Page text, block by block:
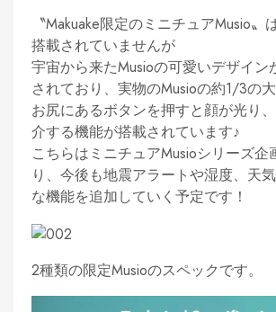
〝Makuake限定のミニチュアMusio〟
搭載されていませんが
宇宙から来たMusioの可愛いデザイン
されており、実物のMusioの約1/3の大
お尻にあるボタンを押すと顔が光り
介する機能が搭載されています♪
こちらはミニチュアMusioシリーズ企
り、今後も地震アラートや湿度、天
な機能を追加していく予定です！
2種類の限定Musioのスペックです。